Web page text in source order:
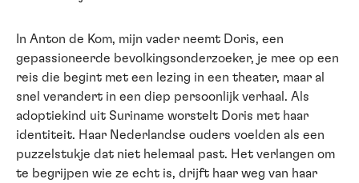
In Anton de Kom, mijn vader neemt Doris, een
gepassioneerde bevolkingsonderzoeker, je mee op een
reis die begint met een lezing in een theater, maar al
snel verandert in een diep persoonlijk verhaal. Als
adoptiekind uit Suriname worstelt Doris met haar
identiteit. Haar Nederlandse ouders voelden als een
puzzelstukje dat niet helemaal past. Het verlangen om
te begrijpen wie ze echt is, drijft haar weg van haar